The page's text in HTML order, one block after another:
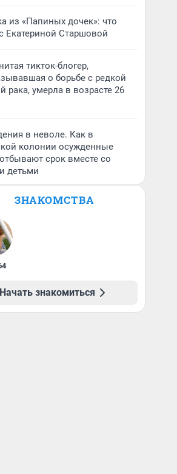
из «Папиных дочек»: что
Екатериной Старшовой
тикток-блогер,
о борьбе с редкой
рака, умерла в возрасте 26
в неволе. Как в
колонии осужденные
срок вместе со
детьми
ЗНАКОМСТВА
Начать знакомиться